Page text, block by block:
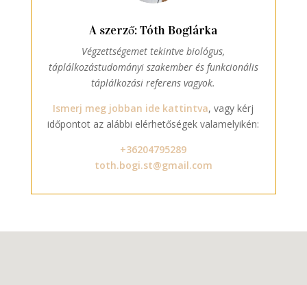
A szerző: Tóth Boglárka
Végzettségemet tekintve biológus,
táplálkozástudományi szakember és funkcionális
táplálkozási referens vagyok.
Ismerj meg jobban ide kattintva, vagy kérj
időpontot az alábbi elérhetőségek valamelyikén:
+36204795289
toth.bogi.st@gmail.com